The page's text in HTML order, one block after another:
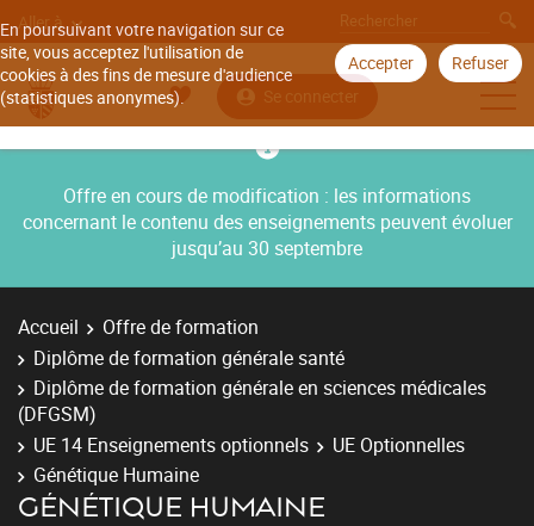
En poursuivant votre navigation sur ce
site, vous acceptez l'utilisation de
cookies à des fins de mesure d'audience
(statistiques anonymes).
Accepter Refuser
Aller à
Se connecter
Offre en cours de modification : les informations
concernant le contenu des enseignements peuvent évoluer
jusqu’au 30 septembre
Accueil
Offre de formation
Diplôme de formation générale santé
Diplôme de formation générale en sciences médicales
(DFGSM)
UE 14 Enseignements optionnels
UE Optionnelles
Génétique Humaine
GÉNÉTIQUE HUMAINE